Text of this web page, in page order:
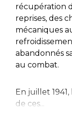
récupération
reprises, des
mécaniques
abandonnés
au combat.
En juillet
de ces...